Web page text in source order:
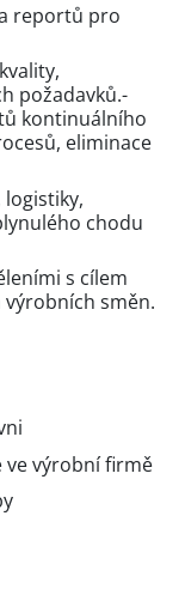
reportů pro
požadavků.-
kontinuálního
eliminace
chodu
s cílem
směn.
ve výrobní firmě